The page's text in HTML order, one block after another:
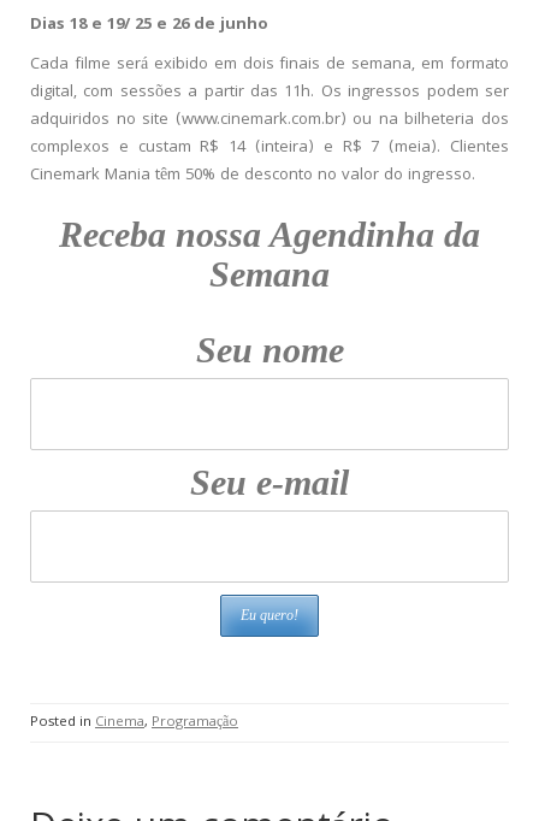
Dias 18 e 19/ 25 e 26 de junho
Cada filme será exibido em dois finais de semana, em formato
digital, com sessões a partir das 11h. Os ingressos podem ser
adquiridos no site (www.cinemark.com.br) ou na bilheteria dos
complexos e custam R$ 14 (inteira) e R$ 7 (meia). Clientes
Cinemark Mania têm 50% de desconto no valor do ingresso.
Receba nossa Agendinha da
Semana
Seu nome
Seu e-mail
Posted in Cinema, Programação